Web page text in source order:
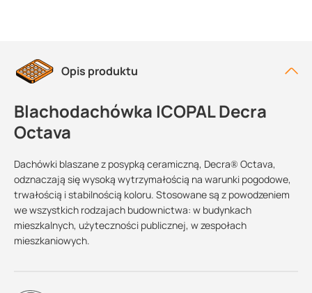
Opis produktu
Blachodachówka ICOPAL Decra
Octava
Dachówki blaszane z posypką ceramiczną, Decra® Octava,
odznaczają się wysoką wytrzymałością na warunki pogodowe,
trwałością i stabilnością koloru. Stosowane są z powodzeniem
we wszystkich rodzajach budownictwa: w budynkach
mieszkalnych, użyteczności publicznej, w zespołach
mieszkaniowych.